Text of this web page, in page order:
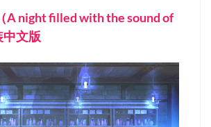
A night filled with the sound of
文版